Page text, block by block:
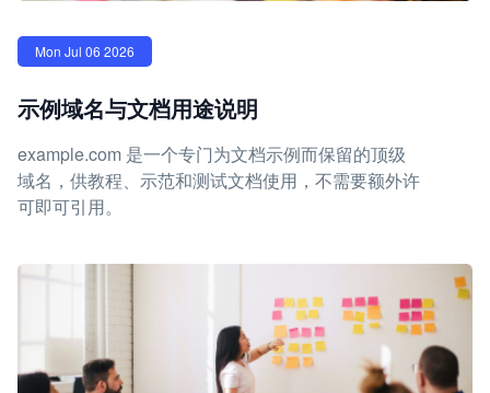
Mon Jul 06 2026
示例域名与文档用途说明
example.com 是一个专门为文档示例而保留的顶级
域名，供教程、示范和测试文档使用，不需要额外许
可即可引用。